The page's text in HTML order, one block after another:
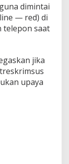
dimintai
— red) di
telepon saat
jika
upaya